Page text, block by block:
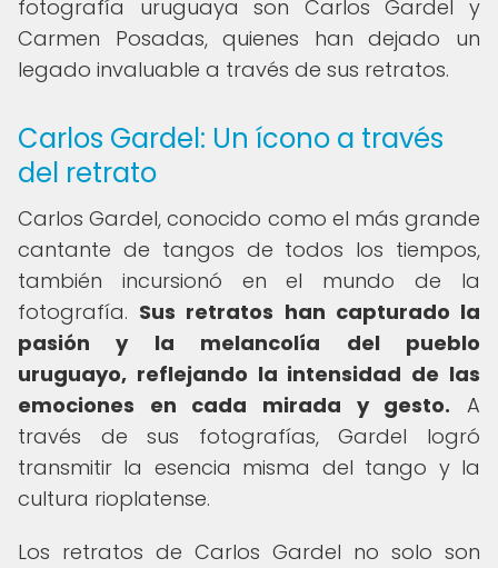
fotografía uruguaya son Carlos Gardel y
Carmen Posadas, quienes han dejado un
legado invaluable a través de sus retratos.
Carlos Gardel: Un ícono a través
del retrato
Carlos Gardel, conocido como el más grande
cantante de tangos de todos los tiempos,
también incursionó en el mundo de la
fotografía. Sus retratos han capturado la
pasión y la melancolía del pueblo
uruguayo, reflejando la intensidad de las
emociones en cada mirada y gesto. A
través de sus fotografías, Gardel logró
transmitir la esencia misma del tango y la
cultura rioplatense.
Los retratos de Carlos Gardel no solo son